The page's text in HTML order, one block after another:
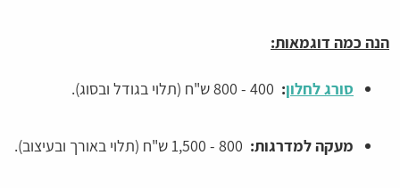
הנה כמה דוגמאות:
סורג לחלון: 400 - 800 ש"ח (תלוי בגודל ובסוג).
מעקה למדרגות: